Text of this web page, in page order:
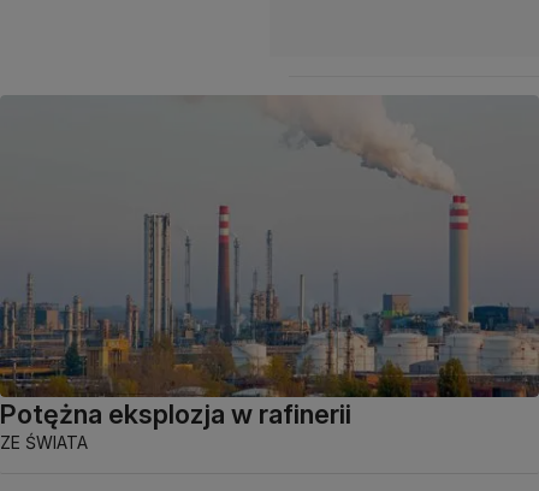
Potężna eksplozja w rafinerii
ZE ŚWIATA